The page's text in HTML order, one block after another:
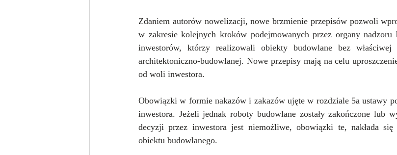
Zdaniem autorów nowelizacji, nowe brzmienie przepisów pozwoli
w zakresie kolejnych kroków podejmowanych przez organy nadzoru
inwestorów, którzy realizowali obiekty budowlane bez właściwej
architektoniczno-budowlanej. Nowe przepisy mają na celu
od woli inwestora.
Obowiązki w formie nakazów i zakazów ujęte w rozdziale 5a ustawy
inwestora. Jeżeli jednak roboty budowlane zostały zakończone lub
decyzji przez inwestora jest niemożliwe, obowiązki te, nakłada się
obiektu budowlanego.